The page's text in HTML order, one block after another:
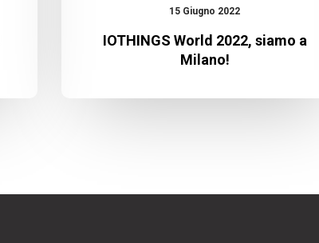
15 Giugno 2022
IOTHINGS World 2022, siamo a
Milano!